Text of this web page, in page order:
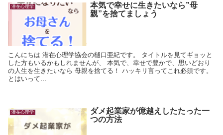
潜在心理学
本気で幸せに生きたいなら”母
親”を捨てましょう
こんにちは 潜在心理学協会の樋口亜紀です。 タイトルを見てギョッと
した方もいるかもしれませんが、 本気で、幸せで豊かで、思いどおり
の人生を生きたいなら 母親を捨てる！ ハッキリ言ってこれ必須です。
とはいって...
潜在心理学
ダメ起業家が億越えしたたった一
つの方法